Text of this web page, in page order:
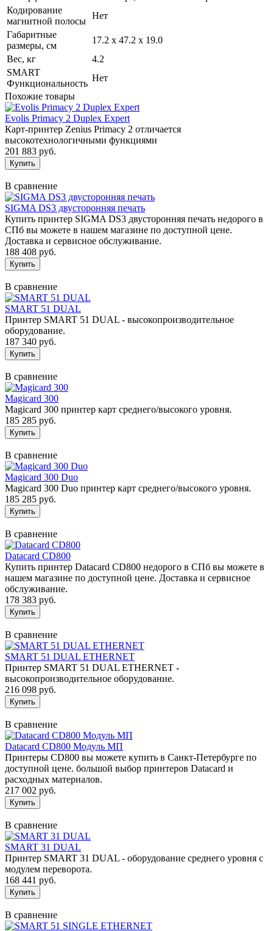
Кодирование
магнитной полосы
Нет
Габаритные
размеры, см
17.2 x 47.2 x 19.0
Вес, кг
4.2
SMART
Функциональность
Нет
Похожие товары
Evolis Primacy 2 Duplex Expert
Карт-принтер Zenius Primacy 2 отличается
высокотехнологичными функциями
201 883 руб.
В сравнение
SIGMA DS3 двусторонняя печать
Купить принтер SIGMA DS3 двусторонняя печать недорого в
СПб вы можете в нашем магазине по доступной цене.
Доставка и сервисное обслуживание.
188 408 руб.
В сравнение
SMART 51 DUAL
Принтер SMART 51 DUAL - высокопроизводительное
оборудование.
187 340 руб.
В сравнение
Magicard 300
Magicard 300 принтер карт среднего/высокого уровня.
185 285 руб.
В сравнение
Magicard 300 Duo
Magicard 300 Duo принтер карт среднего/высокого уровня.
185 285 руб.
В сравнение
Datacard CD800
Купить принтер Datacard CD800 недорого в СПб вы можете в
нашем магазине по доступной цене. Доставка и сервисное
обслуживание.
178 383 руб.
В сравнение
SMART 51 DUAL ETHERNET
Принтер SMART 51 DUAL ETHERNET -
высокопроизводительное оборудование.
216 098 руб.
В сравнение
Datacard CD800 Модуль МП
Принтеры CD800 вы можете купить в Санкт-Петербурге по
доступной цене. большой выбор принтеров Datacard и
расходных материалов.
217 002 руб.
В сравнение
SMART 31 DUAL
Принтер SMART 31 DUAL - оборудование среднего уровня с
модулем переворота.
168 441 руб.
В сравнение